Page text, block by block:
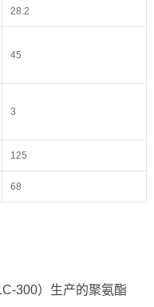
28.2
45
3
125
68
300）生产的聚氨酯